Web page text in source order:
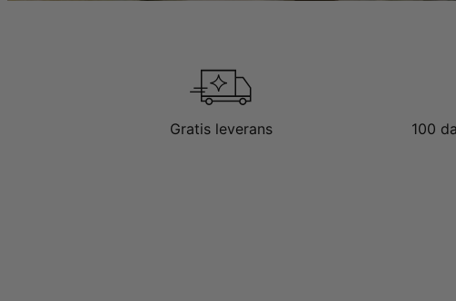
Gratis leverans 100